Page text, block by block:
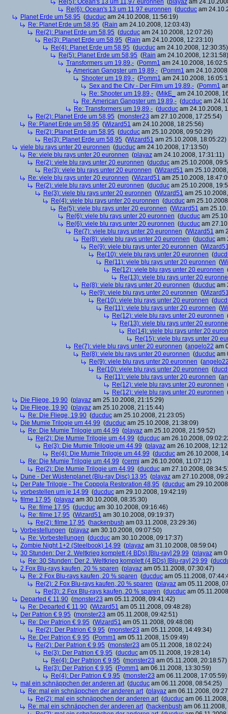
Re(5): Ocean's 13 um 11,97 euronnen (playaz am
Re(6): Ocean's 13 um 11,97 euronnen (ducduc am
Planet Erde um 58,95 (ducduc am 24.10.2008, 11:56:19)
Re: Planet Erde um 58,95 (Rain am 24.10.2008, 12:03:43)
Re(2): Planet Erde um 58,95 (ducduc am 24.10.2008, 12:07:26)
Re(3): Planet Erde um 58,95 (Rain am 24.10.2008, 12:23:10)
Re(4): Planet Erde um 58,95 (ducduc am 24.10.2008, 12:30:35)
Re(5): Planet Erde um 58,95 (Rain am 24.10.2008, 12:31:58)
Transformers um 19,89,- (Pomm1 am 24.10.2008,
American Gangster um 19,89,- (Pomm1 am
Shooter um 19,89,- (Pomm1 am 24.10.2008,
Sex and the City - Der Film um 19,89,- (Pomm1
Re: Shooter um 19,89,- (MikE_
am 24.10.2008,
Re: American Gangster um 19,89,- (ducduc am
Re: Transformers um 19,89,- (ducduc am 24.10.2008,
Re(2): Planet Erde um 58,95 (monster23 am 27.10.2008, 17:25:54)
Re: Planet Erde um 58,95 (Wizard51 am 24.10.2008, 18:25:56)
Re(2): Planet Erde um 58,95 (ducduc am 25.10.2008, 09:50:29)
Re(3): Planet Erde um 58,95 (Wizard51 am 25.10.2008, 18:05:22)
viele blu rays unter 20 euronnen (ducduc am 24.10.2008, 17:13:50)
Re: viele blu rays unter 20 euronnen (playaz am 24.10.2008, 17:31:11)
Re(2): viele blu rays unter 20 euronnen (ducduc am 25.10.2008,
Re(3): viele blu rays unter 20 euronnen (Wizard51 am
Re: viele blu rays unter 20 euronnen (Wizard51 am 25.10.2008,
Re(2): viele blu rays unter 20 euronnen (ducduc am 25.10.2008,
Re(3): viele blu rays unter 20 euronnen (Wizard51 am
Re(4): viele blu rays unter 20 euronnen (ducduc am
Re(5): viele blu rays unter 20 euronnen (Wizard51 am
Re(6): viele blu rays unter 20 euronnen (ducduc am
Re(6): viele blu rays unter 20 euronnen (ducduc am
Re(7): viele blu rays unter 20 euronnen (Wizard51 am
Re(8): viele blu rays unter 20 euronnen (ducduc am
Re(9): viele blu rays unter 20 euronnen (
Re(10): viele blu rays unter 20 euronnen (
Re(11): viele blu rays unter 20 euronnen (
Re(12): viele blu rays unter 20 euronnen
Re(13): viele blu rays unter 20
Re(8): viele blu rays unter 20 euronnen (ducduc am
Re(9): viele blu rays unter 20 euronnen (
Re(10): viele blu rays unter 20 euronnen (
Re(11): viele blu rays unter 20 euronnen (
Re(12): viele blu rays unter 20 euronnen
Re(13): viele blu rays unter 20
Re(14): viele blu rays unter 20
Re(15): viele blu rays unter 20
Re(7): viele blu rays unter 20 euronnen (angelo22 am
Re(8): viele blu rays unter 20 euronnen (ducduc am
Re(9): viele blu rays unter 20 euronnen (
Re(10): viele blu rays unter 20 euronnen (
Re(11): viele blu rays unter 20 euronnen (
Re(12): viele blu rays unter 20 euronnen
Re(12): viele blu rays unter 20 euronnen
Die Fliege, 19,90 (playaz am 25.10.2008, 21:15:29)
Die Fliege, 19,90 (playaz am 25.10.2008, 21:15:44)
Re: Die Fliege, 19,90 (ducduc am 25.10.2008, 21:23:05)
Die Mumie Trilogie um 44,99 (ducduc am 25.10.2008, 21:38:09)
Re: Die Mumie Trilogie um 44,99 (playaz am 25.10.2008, 21:59:52)
Re(2): Die Mumie Trilogie um 44,99 (ducduc am 26.10.2008,
Re(3): Die Mumie Trilogie um 44,99 (playaz am 26.10.2008,
Re(4): Die Mumie Trilogie um 44,99 (ducduc am 26.10.2008,
Re: Die Mumie Trilogie um 44,99 (cermi am 26.10.2008, 11:07:12)
Re(2): Die Mumie Trilogie um 44,99 (ducduc am 27.10.2008,
Dune - Der Wüstenplanet (Blu-ray Disc) 13,95 (playaz am 27.10.2008,
Der Pate Trilogie - The Coppola Restoration 48,95 (ducduc am
vorbestellen um je 14,99 (ducduc am 29.10.2008, 19:42:19)
filme 17,95 (playaz am 30.10.2008, 08:35:30)
Re: filme 17,95 (ducduc am 30.10.2008, 09:16:46)
Re: filme 17,95 (Wizard51 am 30.10.2008, 09:19:37)
Re(2): filme 17,95 (hackenbush am 03.11.2008, 23:29:36)
Vorbestellungen (playaz am 30.10.2008, 09:07:50)
Re: Vorbestellungen (ducduc am 30.10.2008, 09:17:37)
Zombie Night 1+2 (Steelbook) 14,99 (playaz am 31.10.2008, 08:59:04)
30 Stunden: Der 2. Weltkrieg komplett (4 BDs) [Blu-ray] 29,99 (playaz am
Re: 30 Stunden: Der 2. Weltkrieg komplett (4 BDs) [Blu-ray] 29,99 (
2 Fox Blu-rays kaufen, 20 % sparen (playaz am 05.11.2008, 07:30:47)
Re: 2 Fox Blu-rays kaufen, 20 % sparen (ducduc am 05.11.2008,
Re(2): 2 Fox Blu-rays kaufen, 20 % sparen (playaz am 05.11.2008,
Re(3): 2 Fox Blu-rays kaufen, 20 % sparen (ducduc am
Departed € 11,90 (monster23 am 05.11.2008, 09:41:42)
Re: Departed € 11,90 (Wizard51 am 05.11.2008, 09:48:28)
Der Patrion € 9,95 (monster23 am 05.11.2008, 09:42:51)
Re: Der Patrion € 9,95 (Wizard51 am 05.11.2008, 09:48:08)
Re(2): Der Patrion € 9,95 (monster23 am 05.11.2008, 14:49:34)
Re: Der Patrion € 9,95 (Pomm1 am 05.11.2008, 15:09:49)
Re(2): Der Patrion € 9,95 (monster23 am 05.11.2008, 18:02:24)
Re(3): Der Patrion € 9,95 (ducduc am 05.11.2008, 19:28:14)
Re(4): Der Patrion € 9,95 (monster23 am 05.11.2008, 20:18:57)
Re(3): Der Patrion € 9,95 (Pomm1 am 06.11.2008, 13:30:59)
Re(4): Der Patrion € 9,95 (monster23 am 06.11.2008, 17:05:59)
mal ein schnäppchen der anderen art(ducduc am 06.11.2008, 08:54:25)
Re: mal ein schnäppchen der anderen art(playaz am 06.11.2008,
Re(2): mal ein schnäppchen der anderen art(ducduc am
Re: mal ein schnäppchen der anderen art(hackenbush am